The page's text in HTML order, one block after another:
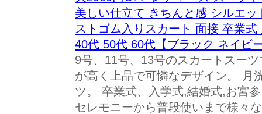
美しい仕立て きちんと感 シルエ
ストゴム入りスカート 面接 卒業
40代 50代 60代【ブラック ネイビ
9号、11号、13号のスカートスー
が高く上品で可憐なデザイン。 月
ツ。 卒業式、入学式,結婚式,お宮
セレモニーから普段使いまで様々